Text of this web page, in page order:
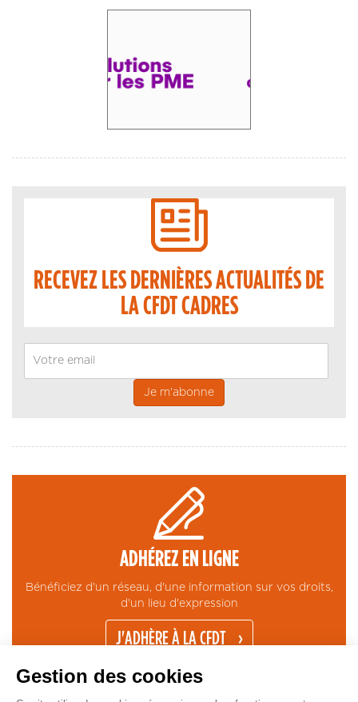
RECEVEZ LES DERNIÈRES ACTUALITÉS DE
LA CFDT CADRES
ADHÉREZ EN LIGNE
Bénéficiez d'un réseau, d'une information sur vos droits,
d'un lieu d'expression
J'ADHÈRE À LA CFDT
Gestion des cookies